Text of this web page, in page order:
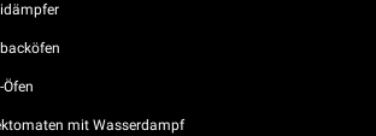
mit Wasserdampf